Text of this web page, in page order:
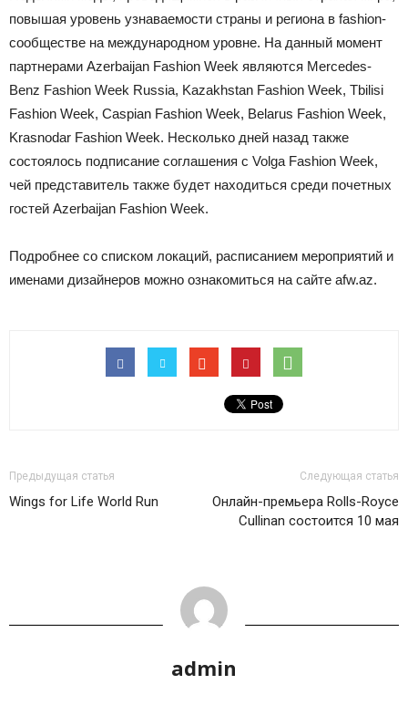
повышая уровень узнаваемости страны и региона в fashion-
сообществе на международном уровне. На данный момент
партнерами Аzerbaijan Fashion Week являются Mercedes-
Benz Fashion Week Russia, Kazakhstan Fashion Week, Tbilisi
Fashion Week, Caspian Fashion Week, Belarus Fashion Week,
Krasnodar Fashion Week. Несколько дней назад также
состоялось подписание соглашения с Volga Fashion Week,
чей представитель также будет находиться среди почетных
гостей Аzerbaijan Fashion Week.
Подробнее со списком локаций, расписанием мероприятий и
именами дизайнеров можно ознакомиться на сайте afw.az.
Предыдущая статья
Wings for Life World Run
Следующая статья
Онлайн-премьера Rolls-Royce
Cullinan состоится 10 мая
admin